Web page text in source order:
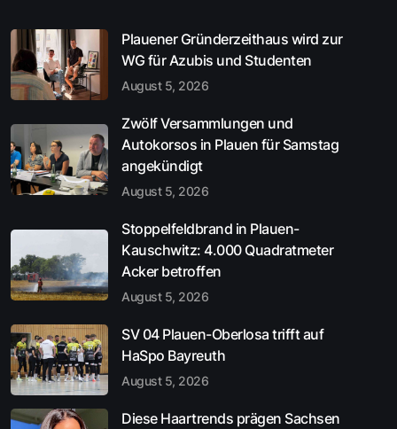
Plauener Gründerzeithaus wird zur
WG für Azubis und Studenten
August 5, 2026
Zwölf Versammlungen und
Autokorsos in Plauen für Samstag
angekündigt
August 5, 2026
Stoppelfeldbrand in Plauen-
Kauschwitz: 4.000 Quadratmeter
Acker betroffen
August 5, 2026
SV 04 Plauen-Oberlosa trifft auf
HaSpo Bayreuth
August 5, 2026
Diese Haartrends prägen Sachsen